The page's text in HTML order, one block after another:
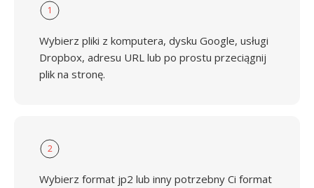
1
Wybierz pliki z komputera, dysku Google, usługi
Dropbox, adresu URL lub po prostu przeciągnij
plik na stronę.
2
Wybierz format jp2 lub inny potrzebny Ci format